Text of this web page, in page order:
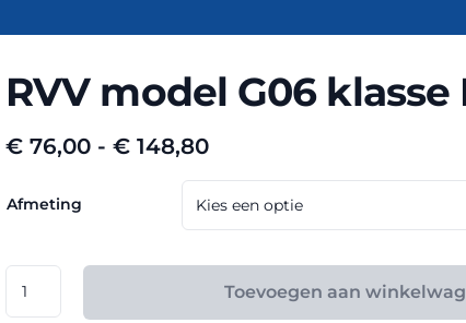
RVV model G06 klasse
€ 76,00 - € 148,80Prijsklasse:
€ 76,00
tot
€ 148,80
Afmeting
model
Toevoegen aan